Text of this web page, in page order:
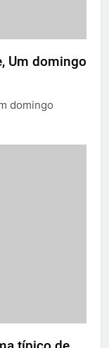
Um domingo
domingo